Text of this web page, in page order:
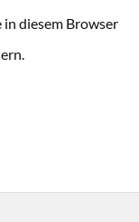
diesem Browser